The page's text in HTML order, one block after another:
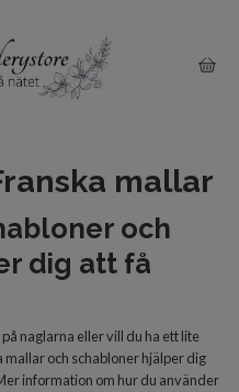
mallar
och
dig att få
naglarna eller vill du ha ett lite
och schabloner hjälper dig
information om hur du använder